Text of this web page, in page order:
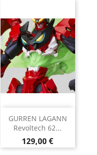
GURREN LAGANN
Revoltech 62...
Prix
129,00 €